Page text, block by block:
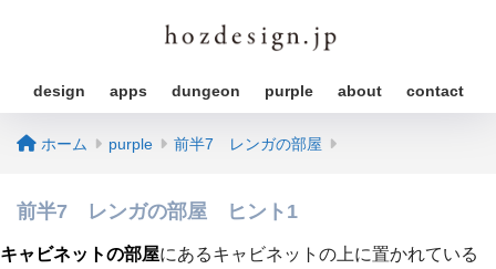
design apps dungeon purple about contact
ホーム purple 前半7 レンガの部屋
前半7 レンガの部屋 ヒント1
キャビネットの部屋にあるキャビネットの上に置かれている